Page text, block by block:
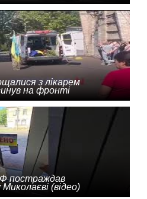
з лікарем
на фронті
постраждав
(відео)